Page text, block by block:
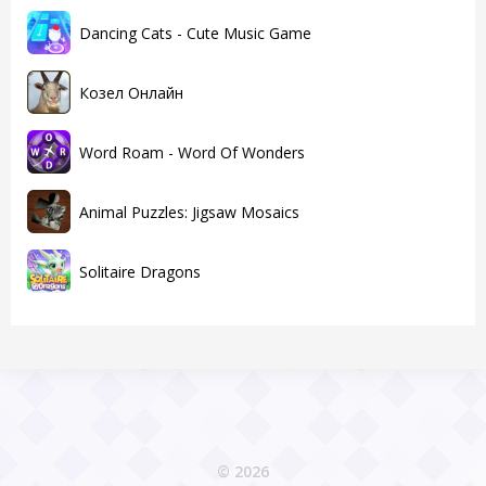
Dancing Cats - Cute Music Game
Козел Онлайн
Word Roam - Word Of Wonders
Animal Puzzles: Jigsaw Mosaics
Solitaire Dragons
© 2026